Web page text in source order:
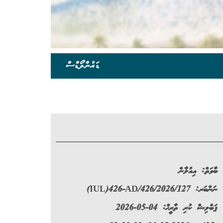
ޑައުންލޯޑްސް
ބާވަތް:އިއުލާން
ނަންބަރ:(IUL)426-AD/426/2026/127
ޕަބްލިޝް ކުރި ތާރީޚް: 04-05-2026